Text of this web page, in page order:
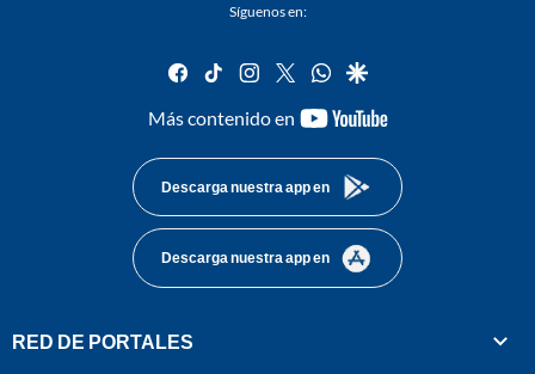
Síguenos en:
facebook
tiktok instagram
twitterwhatsapp
google
Más contenido en
youtube-
Descarga nuestra app en
Descarga nuestra app en
RED DE PORTALES